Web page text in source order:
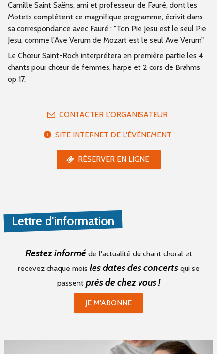
Camille Saint Saëns, ami et professeur de Fauré, dont les
Motets complètent ce magnifique programme, écrivit dans
sa correspondance avec Fauré : "Ton Pie Jesu est le seul Pie
Jesu, comme l’Ave Verum de Mozart est le seul Ave Verum"
Le Chœur Saint-Roch interprétera en première partie les 4
chants pour chœur de femmes, harpe et 2 cors de Brahms
op 17.
CONTACTER L'ORGANISATEUR
SITE INTERNET DE L'ÉVÈNEMENT
RÉSERVER EN LIGNE
Lettre d'information
Restez informé de l'actualité du chant choral et
recevez chaque mois les dates des concertsqui se
passent près de chez vous !
JE M'ABONNE